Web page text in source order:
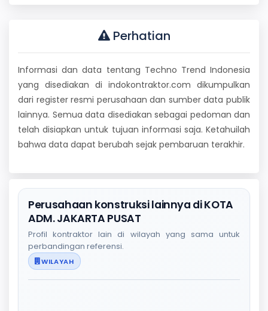
Perhatian
Informasi dan data tentang Techno Trend Indonesia
yang disediakan di indokontraktor.com dikumpulkan
dari register resmi perusahaan dan sumber data publik
lainnya. Semua data disediakan sebagai pedoman dan
telah disiapkan untuk tujuan informasi saja. Ketahuilah
bahwa data dapat berubah sejak pembaruan terakhir.
Perusahaan konstruksi lainnya di KOTA
ADM. JAKARTA PUSAT
Profil kontraktor lain di wilayah yang sama untuk
perbandingan referensi.
WILAYAH